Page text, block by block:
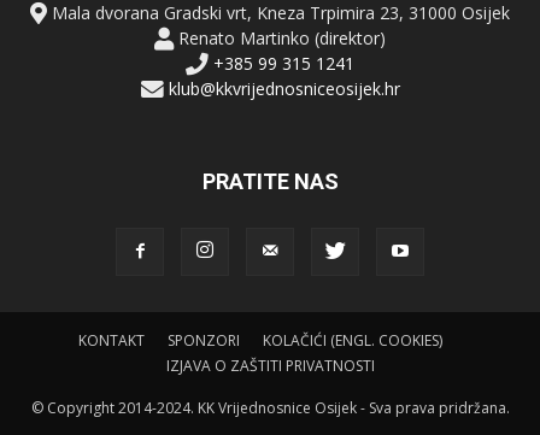
Mala dvorana Gradski vrt, Kneza Trpimira 23, 31000 Osijek
Renato Martinko (direktor)
+385 99 315 1241
klub@kkvrijednosniceosijek.hr
PRATITE NAS
KONTAKT SPONZORI
KOLAČIĆI (ENGL. COOKIES)
IZJAVA O ZAŠTITI PRIVATNOSTI
© Copyright 2014-2024. KK Vrijednosnice Osijek - Sva prava pridržana.